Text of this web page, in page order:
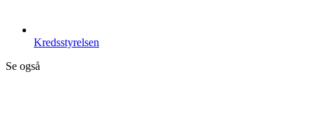
Kredsstyrelsen
Se også